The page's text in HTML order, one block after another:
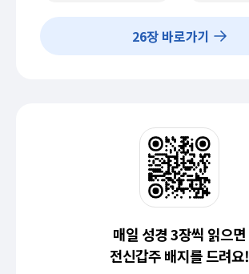
26장 바로가기
매일 성경 3장씩 읽으면
전신갑주 배지를 드려요!